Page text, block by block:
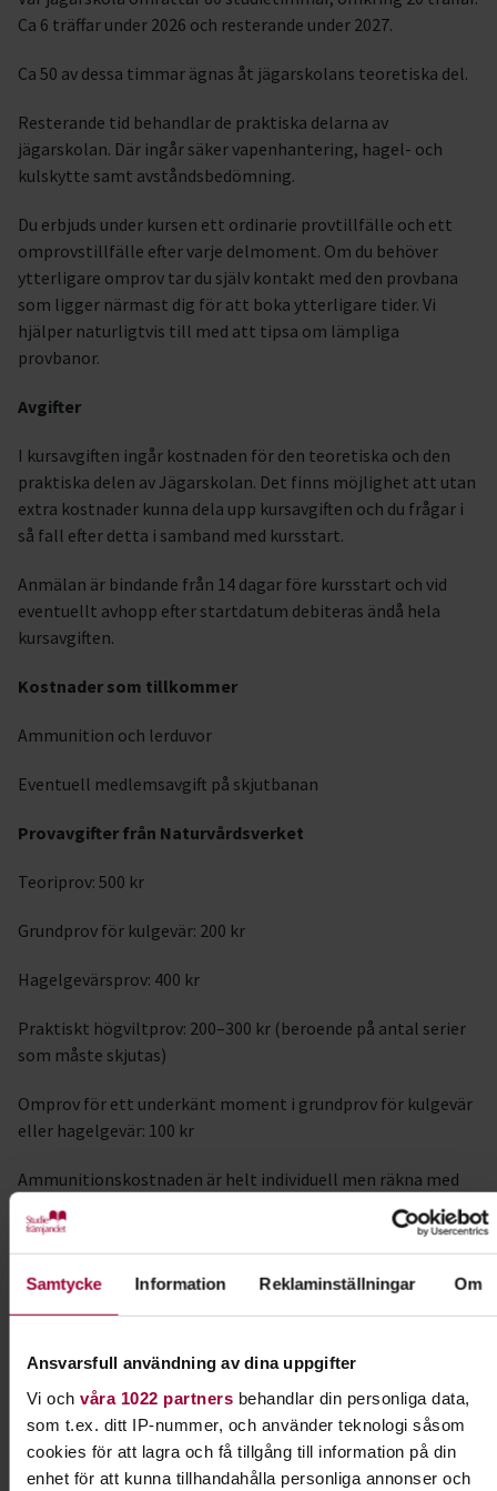
Samtycke Information Reklaminställningar Om
Ansvarsfull användning av dina uppgifter
Vi och våra 1022 partnersbehandlar din personliga data,
som t.ex. ditt IP-nummer, och använder teknologi såsom
cookies för att lagra och få tillgång till information på din
enhet för att kunna tillhandahålla personliga annonser och
Ca 6 träffar under 2026 och resterande under 2027.
Ca 50 av dessa timmar ägnas åt jägarskolans teoretiska del.
Resterande tid behandlar de praktiska delarna av
jägarskolan. Där ingår säker vapenhantering, hagel- och
kulskytte samt avståndsbedömning.
Du erbjuds under kursen ett ordinarie provtillfälle och ett
omprovstillfälle efter varje delmoment. Om du behöver
ytterligare omprov tar du själv kontakt med den provbana
som ligger närmast dig för att boka ytterligare tider. Vi
hjälper naturligtvis till med att tipsa om lämpliga
provbanor.
Avgifter
I kursavgiften ingår kostnaden för den teoretiska och den
praktiska delen av Jägarskolan. Det finns möjlighet att utan
extra kostnader kunna dela upp kursavgiften och du frågar i
så fall efter detta i samband med kursstart.
Anmälan är bindande från 14 dagar före kursstart och vid
eventuellt avhopp efter startdatum debiteras ändå hela
kursavgiften.
Kostnader som tillkommer
Ammunition och lerduvor
Eventuell medlemsavgift på skjutbanan
Provavgifter från Naturvårdsverket
Teoriprov: 500 kr
Grundprov för kulgevär: 200 kr
Hagelgevärsprov: 400 kr
Praktiskt högviltprov: 200–300 kr (beroende på antal serier
som måste skjutas)
Omprov för ett underkänt moment i grundprov för kulgevär
eller hagelgevär: 100 kr
Ammunitionskostnaden är helt individuell men räkna med
som lägst ca 1500-2000 kr.
Kostnad för förbrukningsmaterial betalas i anslutning
till skyttet och provavgifter betalas direkt till
provledare.
Vi reserverar oss för att startdatum och/eller veckodag kan
komma att justeras.
Välkommen med din anmälan!